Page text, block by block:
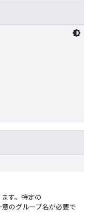
す。特定の
のグループ名が必要で